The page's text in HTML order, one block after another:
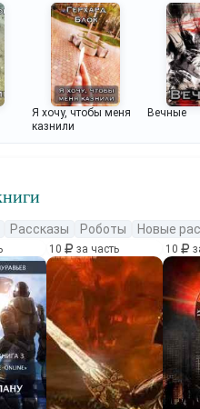
Я хочу, чтобы меня
казнили
Вечные
Рассказы Роботы Новые
10 за часть 10